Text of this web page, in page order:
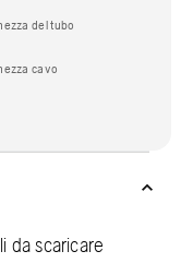
del tubo
cavo
da scaricare